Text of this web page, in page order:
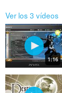
Ver los 3 vídeos
1:16